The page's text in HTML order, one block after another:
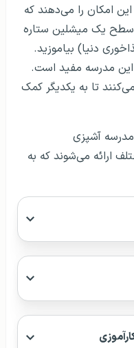
امکان را می‌دهند که
سطح یک میشلین ستاره
دنیا) بیاموزید.
این مدرسه مفید است.
تا به یکدیگر کمک
مدرسه آشپزی
ارائه می‌شوند که به